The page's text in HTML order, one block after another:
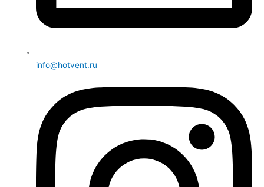
info@hotvent.ru